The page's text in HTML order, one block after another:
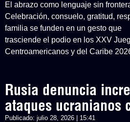
El abrazo como lenguaje sin
Celebración, consuelo, gratitud,
familia se funden en un gesto que
trasciende el podio en los XXV
Centroamericanos y del Caribe
Rusia denuncia
ataques ucranianos
Publicado: julio 28, 2026 | 15:41